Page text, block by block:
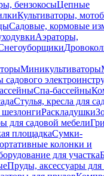
бензокосыЦепные
Культиваторы,
Садовые, кормовые
Аэраторы,
Миникультиваторы
садового
Спа-бассейны
Стулья, кресла для
Раскладушки
для садовой мебели
площадкаСумки-
колонки и
для участка
Пруды, аксессуары для